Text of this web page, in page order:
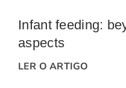
Infant feeding:
aspects
LER O ARTIGO